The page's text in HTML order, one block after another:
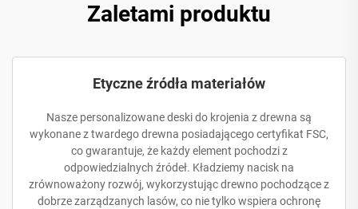
Zaletami produktu
Etyczne źródła materiałów
Nasze personalizowane deski do krojenia z drewna są
wykonane z twardego drewna posiadającego certyfikat FSC,
co gwarantuje, że każdy element pochodzi z
odpowiedzialnych źródeł. Kładziemy nacisk na
zrównoważony rozwój, wykorzystując drewno pochodzące z
dobrze zarządzanych lasów, co nie tylko wspiera ochronę